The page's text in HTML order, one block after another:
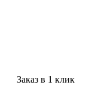
Заказ в 1 клик